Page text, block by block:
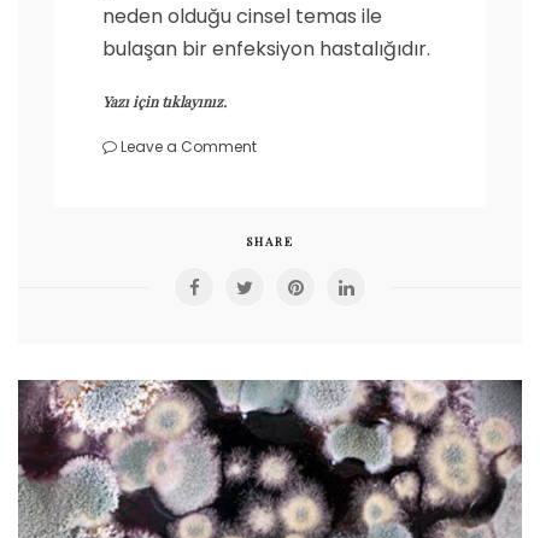
neden olduğu cinsel temas ile
bulaşan bir enfeksiyon hastalığıdır.
Yazı için tıklayınız.
Leave a Commenton
nedir?
SHARE